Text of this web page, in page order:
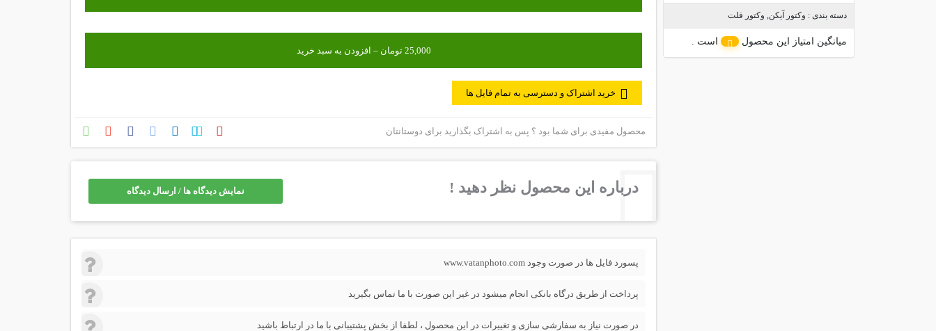
دسته بندی : وکتور آیکن, وکتور فلت
میانگین امتیاز این محصول است .
خرید اشتراک و دسترسی به تمام فایل ها
محصول مفیدی برای شما بود ؟ پس به اشتراک بگذارید برای دوستانتان
درباره این محصول نظر دهید ! نمایش دیدگاه ها / ارسال دیدگاه
پسورد فایل ها در صورت وجود www.vatanphoto.com
پرداخت از طریق درگاه بانکی انجام میشود در غیر این صورت با ما تماس بگیرید
در صورت نیاز به سفارشی سازی و تغییرات در این محصول ، لطفا از بخش پشتیبانی با ما در ارتباط باشید